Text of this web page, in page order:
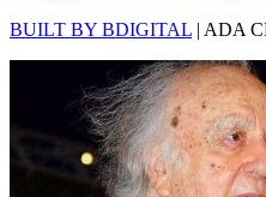
BUILT BY BDIGITAL | ADA